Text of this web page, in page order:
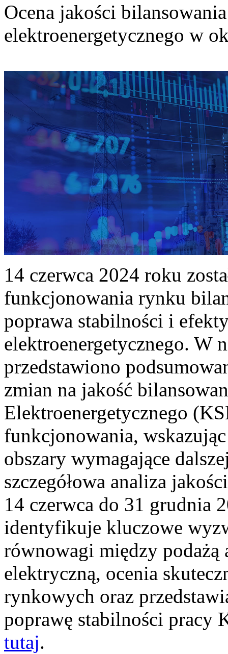
Ocena jakości
elektroenergetycznego w
14 czerwca 2024 roku
funkcjonowania rynku
poprawa stabilności i
elektroenergetycznego. W
przedstawiono
zmian na jakość
Elektroenergetycznego
funkcjonowania,
obszary wymagające
szczegółowa analiza
14 czerwca do 31 grudnia
identyfikuje kluczowe
równowagi między podażą
elektryczną, ocenia
rynkowych oraz
poprawę stabilności pracy
tutaj.